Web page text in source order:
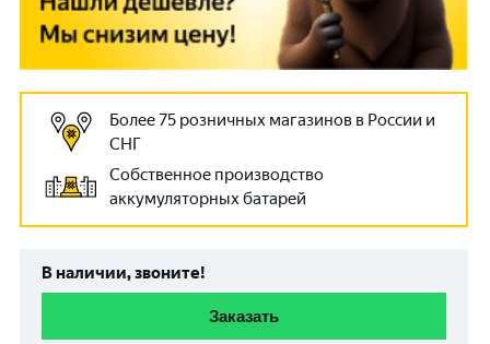
Более 75 розничных магазинов в России и
СНГ
Собственное производство
аккумуляторных батарей
В наличии, звоните!
Заказать